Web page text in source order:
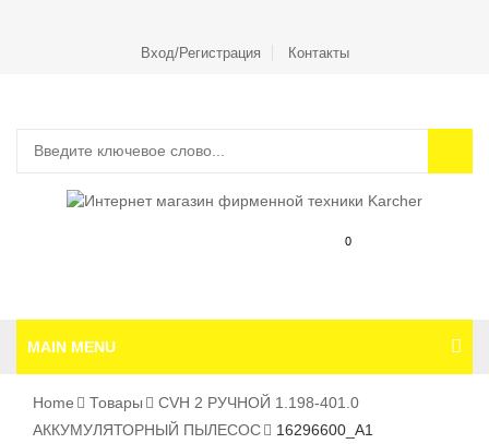
Вход/Регистрация Контакты
0
MAIN MENU
Home Товары
CVH 2 РУЧНОЙ 1.198-401.0
АККУМУЛЯТОРНЫЙ ПЫЛЕСОС
16296600_A1